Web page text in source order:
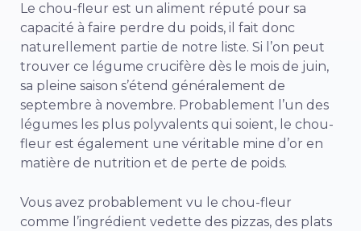
Le chou-fleur est un aliment réputé pour sa
capacité à faire perdre du poids, il fait donc
naturellement partie de notre liste. Si l’on peut
trouver ce légume crucifère dès le mois de juin,
sa pleine saison s’étend généralement de
septembre à novembre. Probablement l’un des
légumes les plus polyvalents qui soient, le chou-
fleur est également une véritable mine d’or en
matière de nutrition et de perte de poids.
Vous avez probablement vu le chou-fleur
comme l’ingrédient vedette des pizzas, des plats